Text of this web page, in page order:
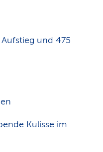
Aufstieg und 475
Kulisse im